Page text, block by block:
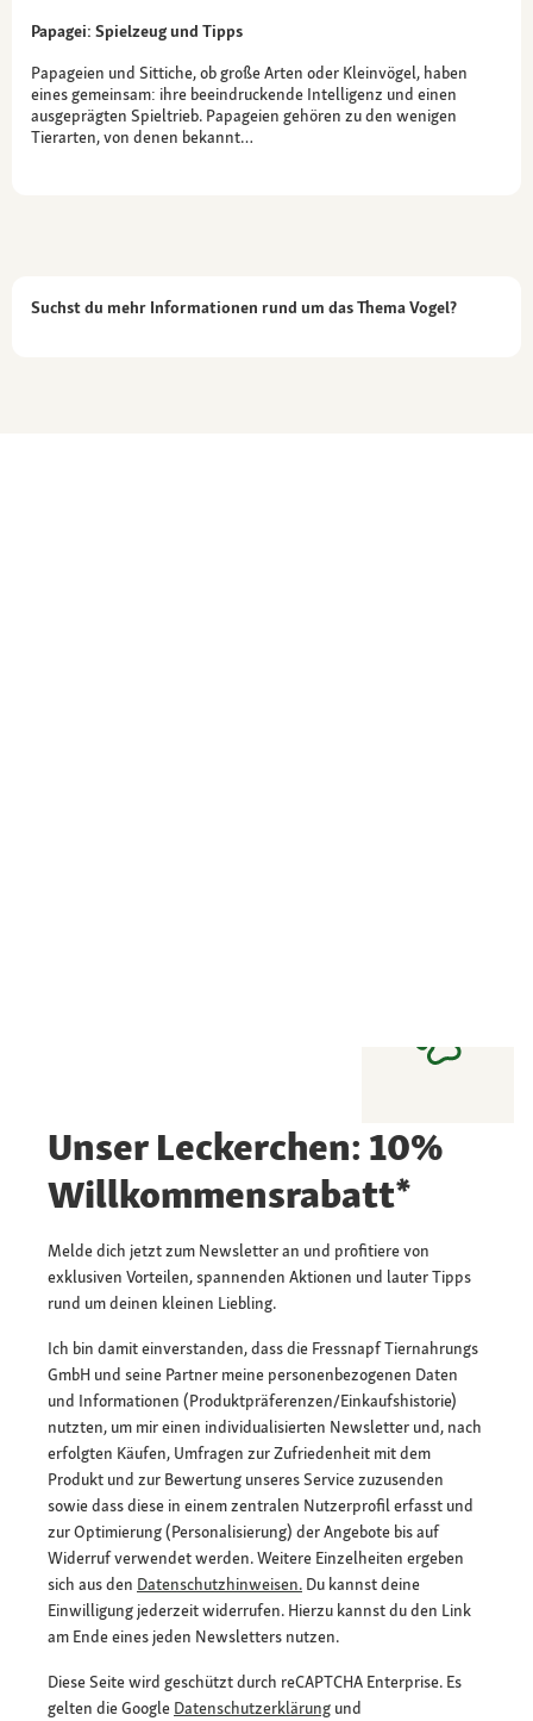
Papagei: Spielzeug und Tipps
Papageien und Sittiche, ob große Arten oder Kleinvögel, haben
eines gemeinsam: ihre beeindruckende Intelligenz und einen
ausgeprägten Spieltrieb. Papageien gehören zu den wenigen
Tierarten, von denen bekannt…
Suchst du mehr Informationen rund um das Thema Vogel?
Unser Leckerchen: 10%
Willkommensrabatt*
Melde dich jetzt zum Newsletter an und profitiere von
exklusiven Vorteilen, spannenden Aktionen und lauter Tipps
rund um deinen kleinen Liebling.
Ich bin damit einverstanden, dass die Fressnapf Tiernahrungs
GmbH und seine Partner meine personenbezogenen Daten
und Informationen (Produktpräferenzen/Einkaufshistorie)
nutzten, um mir einen individualisierten Newsletter und, nach
erfolgten Käufen, Umfragen zur Zufriedenheit mit dem
Produkt und zur Bewertung unseres Service zuzusenden
sowie dass diese in einem zentralen Nutzerprofil erfasst und
zur Optimierung (Personalisierung) der Angebote bis auf
Widerruf verwendet werden. Weitere Einzelheiten ergeben
sich aus den Datenschutzhinweisen. Du kannst deine
Einwilligung jederzeit widerrufen. Hierzu kannst du den Link
am Ende eines jeden Newsletters nutzen.
Diese Seite wird geschützt durch reCAPTCHA Enterprise. Es
gelten die Google Datenschutzerklärung und